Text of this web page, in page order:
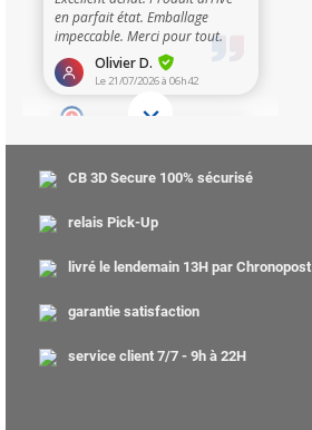
CB 3D Secure 100% sécurisé
relais Pick-Up
livré le lendemain 13H par Chronopost
garantie satisfaction
service client 7/7 - 9h à 22H